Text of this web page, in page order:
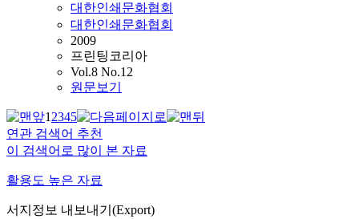
대한인쇄문화협회
대한인쇄문화협회
2009
프린팅코리아
Vol.8 No.12
원문보기
12345
연관 검색어 추천
이 검색어로 많이 본 자료
활용도 높은 자료
서지정보 내보내기(Export)